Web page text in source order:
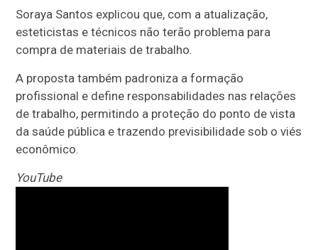
Soraya Santos explicou que, com a atualização,
esteticistas e técnicos não terão problema para
compra de materiais de trabalho.
A proposta também padroniza a formação
profissional e define responsabilidades nas relações
de trabalho, permitindo a proteção do ponto de vista
da saúde pública e trazendo previsibilidade sob o viés
econômico.
YouTube